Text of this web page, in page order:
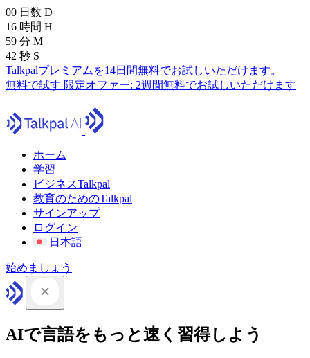
00 日数 D
16 時間 H
59 分 M
41 秒 S
Talkpalプレミアムを14日間無料でお試しいただけます。
無料で試す 限定オファー: 2週間無料でお試しいただけます
ホーム
学習
ビジネスTalkpal
教育のためのTalkpal
サインアップ
ログイン
日本語
始めましょう
AIで言語をもっと速く習得しよう